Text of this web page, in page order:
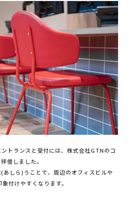
トランスと受付には、株式会社GTNのコ
借しました。
あしら)うことで、周辺のオフィスビルや
付けやすくなります。